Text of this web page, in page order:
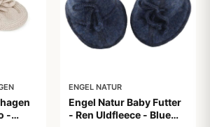
-
ENGEL NATUR
Engel Natur Baby Futter
- Ren Uldfleece - Blue